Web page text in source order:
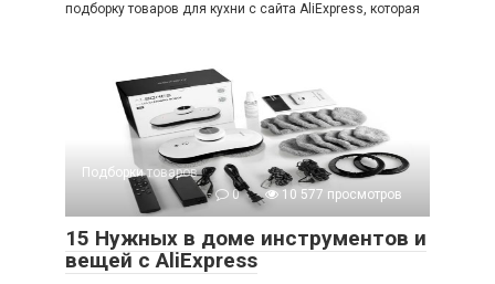
подборку товаров для кухни с сайта AliExpress, которая
Подборки товаров
0
10 577 просмотров
15 Нужных в доме инструментов и
вещей с AliExpress